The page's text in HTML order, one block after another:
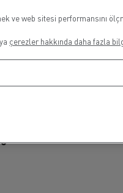
ve web sitesi performansını
çerezler hakkında daha fazla